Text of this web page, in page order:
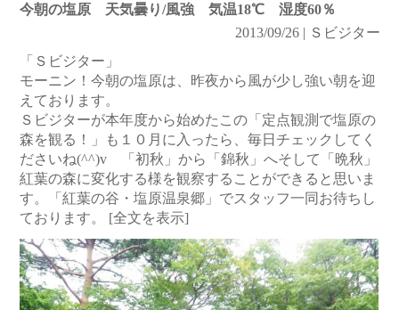
今朝の塩原 天気曇り/風強 気温18℃ 湿度60％
2013/09/26 | Ｓビジター
「Ｓビジター」
モーニン！今朝の塩原は、昨夜から風が少し強い朝を迎
えております。
Ｓビジターが本年度から始めたこの「定点観測で塩原の
森を観る！」も１０月に入ったら、毎日チェックしてく
ださいね(^^)v 「初秋」から「錦秋」へそして「晩秋」
紅葉の森に変化する様を観察することができると思いま
す。「紅葉の谷・塩原温泉郷」でスタッフ一同お待ちし
ております。 [全文を表示]